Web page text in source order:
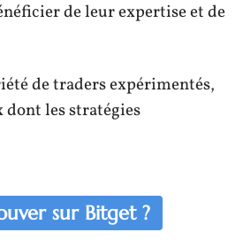
de leur expertise et de
de traders expérimentés,
dont les stratégies
sur Bitget ?